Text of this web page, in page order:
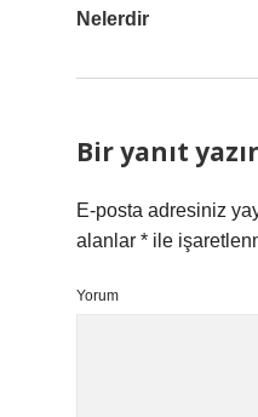
Nelerdir
Bir yanıt
E-posta adresiniz
alanlar * ile
Yorum